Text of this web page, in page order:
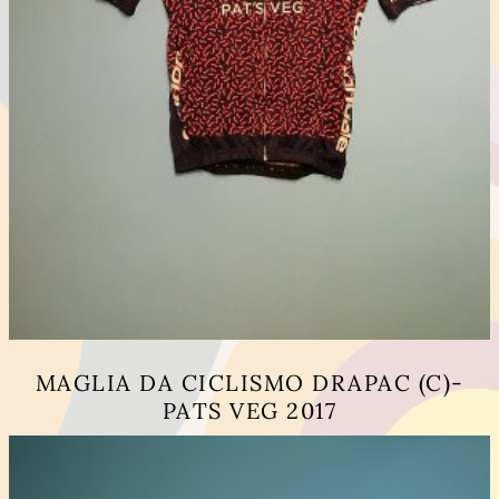
MAGLIA DA CICLISMO DRAPAC (C)-
PATS VEG 2017